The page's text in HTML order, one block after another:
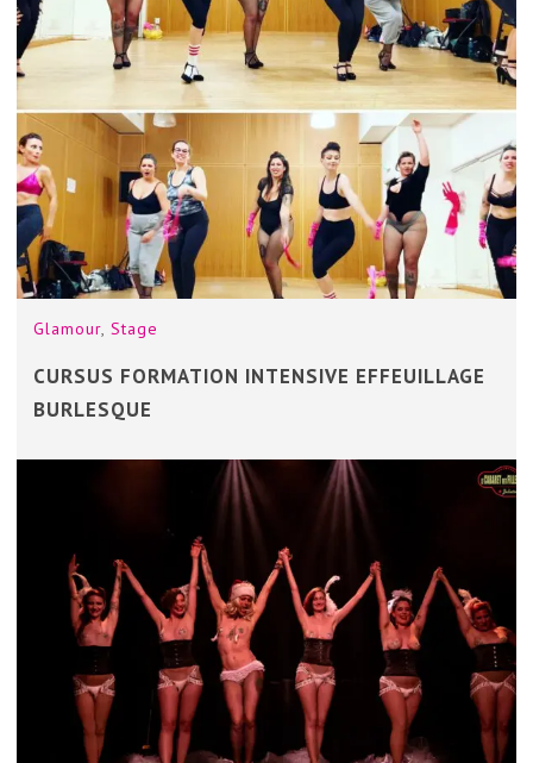
Glamour, Stage
CURSUS FORMATION INTENSIVE EFFEUILLAGE
BURLESQUE